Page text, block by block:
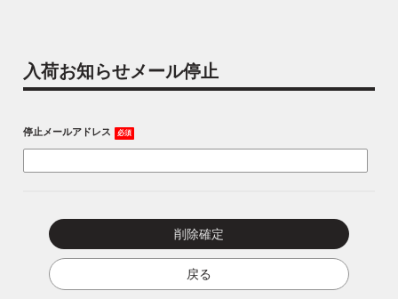
入荷お知らせメール停止
停止メールアドレス 必須